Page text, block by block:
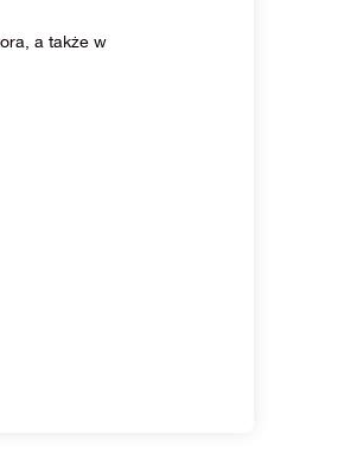
a także w